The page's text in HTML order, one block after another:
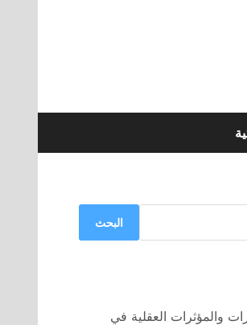
البحث
والمؤثرات العقلية في